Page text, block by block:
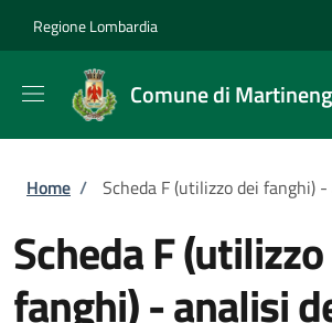
Regione Lombardia
Comune di
Briciole di pane
Home / Scheda F (utilizzo dei fanghi)
Scheda F
fanghi) - analisi